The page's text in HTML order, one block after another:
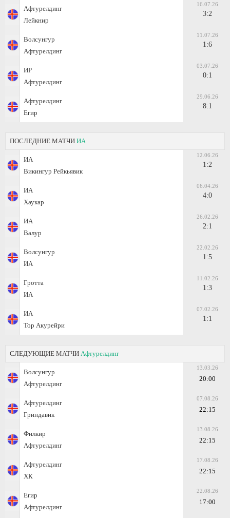
Афтурелдинг
Лейкнир
16.07.26
3:2
Волсунгур
Афтурелдинг
11.07.26
1:6
ИР
Афтурелдинг
03.07.26
0:1
Афтурелдинг
Егир
29.06.26
8:1
ПОСЛЕДНИЕ МАТЧИ ИА
ИА
Викингур Рейкьявик
12.06.26
1:2
ИА
Хаукар
06.04.26
4:0
ИА
Валур
26.02.26
2:1
Волсунгур
ИА
22.02.26
1:5
Гротта
ИА
11.02.26
1:3
ИА
Тор Акурейри
07.02.26
1:1
СЛЕДУЮЩИЕ МАТЧИ Афтурелдинг
Волсунгур
Афтурелдинг
13.03.26
20:00
Афтурелдинг
Гриндавик
07.08.26
22:15
Филкир
Афтурелдинг
13.08.26
22:15
Афтурелдинг
ХК
17.08.26
22:15
Егир
Афтурелдинг
22.08.26
17:00